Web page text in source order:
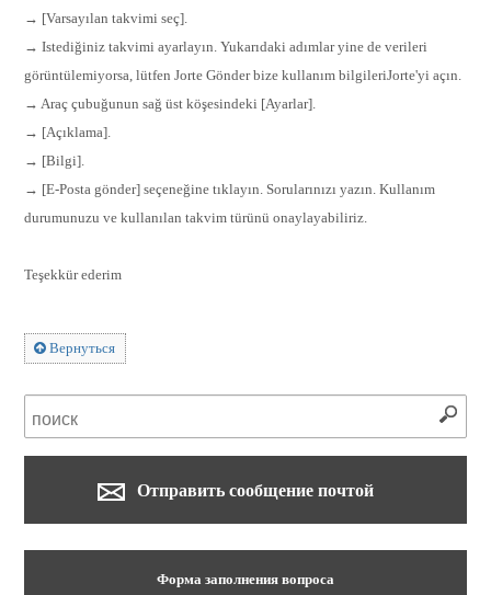
→ [Varsayılan takvimi seç].
→ Istediğiniz takvimi ayarlayın. Yukarıdaki adımlar yine de verileri
görüntülemiyorsa, lütfen Jorte Gönder bize kullanım bilgileriJorte'yi açın.
→ Araç çubuğunun sağ üst köşesindeki [Ayarlar].
→ [Açıklama].
→ [Bilgi].
→ [E-Posta gönder] seçeneğine tıklayın. Sorularınızı yazın. Kullanım
durumunuzu ve kullanılan takvim türünü onaylayabiliriz.
Teşekkür ederim
Вернуться
Отправить сообщение почтой
Форма заполнения вопроса